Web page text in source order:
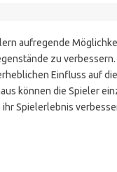
aufregende
zu
Einfluss auf
können die Spieler
Spielerlebnis